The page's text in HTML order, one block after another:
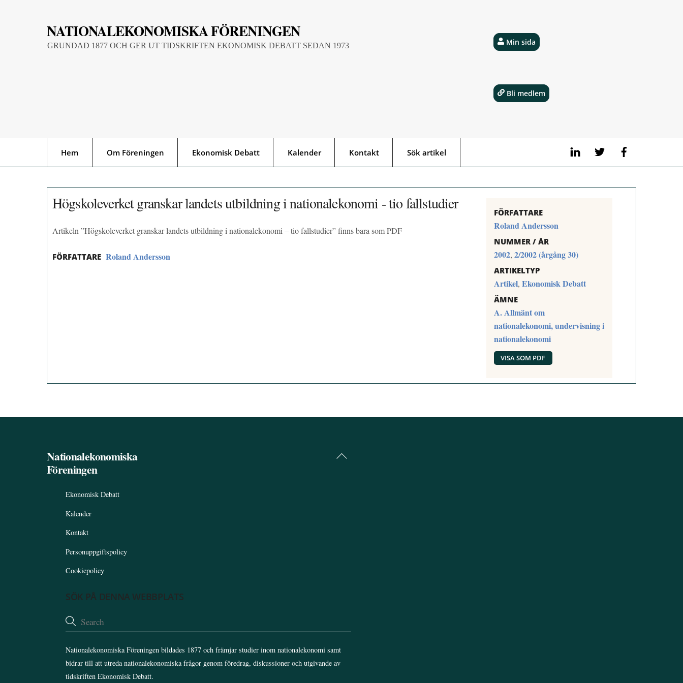
NATIONALEKONOMISKA FÖRENINGEN
GRUNDAD 1877 OCH GER UT TIDSKRIFTEN EKONOMISK DEBATT SEDAN 1973
LinkedIn Twitter
Hem Om Föreningen Ekonomisk Debatt Kalender Kontakt Sök artikel
Min sida
Bli medlem
Högskoleverket granskar landets utbildning i nationalekonomi - tio fallstudier
Artikeln ”Högskoleverket granskar landets utbildning i nationalekonomi – tio fallstudier” finns bara som PDF
FÖRFATTARE Roland Andersson
FÖRFATTARE
Roland Andersson
NUMMER / ÅR
2002, 2/2002 (årgång 30)
ARTIKELTYP
Artikel, Ekonomisk Debatt
ÄMNE
A. Allmänt om
nationalekonomi, undervisning i
nationalekonomi
VISA SOM PDF
Back
Nationalekonomiska
Föreningen
Ekonomisk Debatt
Kalender
Kontakt
Personuppgiftspolicy
Cookiepolicy
SÖK PÅ DENNA WEBBPLATS
Nationalekonomiska Föreningen bildades 1877 och främjar studier inom nationalekonomi samt
bidrar till att utreda nationalekonomiska frågor genom föredrag, diskussioner och utgivande av
tidskriften Ekonomisk Debatt.